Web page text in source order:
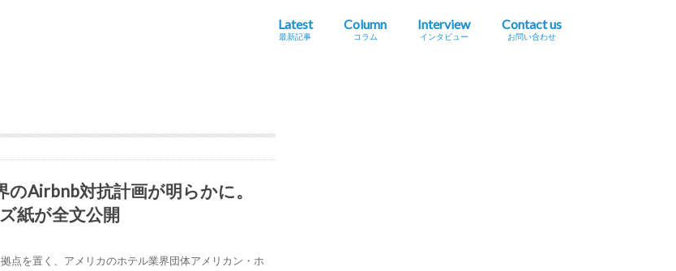
Latest
最新記事
Column
コラム
Interview
インタビュー
Contact us
お問い合わせ
のAirbnb対抗計画が明らかに。
紙が全文公開
点を置く、アメリカのホテル業界団体アメリカン・ホ